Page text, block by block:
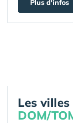
Plus d'infos
Les
DOM/